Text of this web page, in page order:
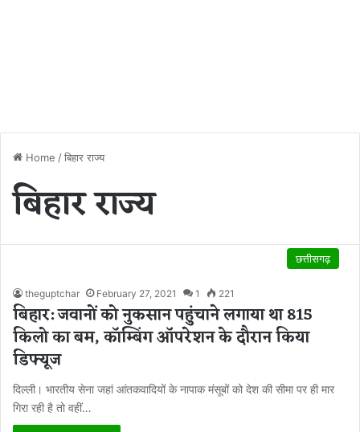
Home /बिहार राज्य
बिहार राज्य
छत्तीसगढ़
theguptchar February 27, 2021 1 221
बिहार: जवानों को नुकसान पहुंचाने लगाया था 815
किलो का बम, काॅम्बिंग ऑपरेशन के दौरान किया
डिफ्यूज
दिल्ली। भारतीय सेना जहां आंतकवादियों के नापाक मंसूबों को देश की सीमा पर ही मार
गिरा रही है तो वहीं…